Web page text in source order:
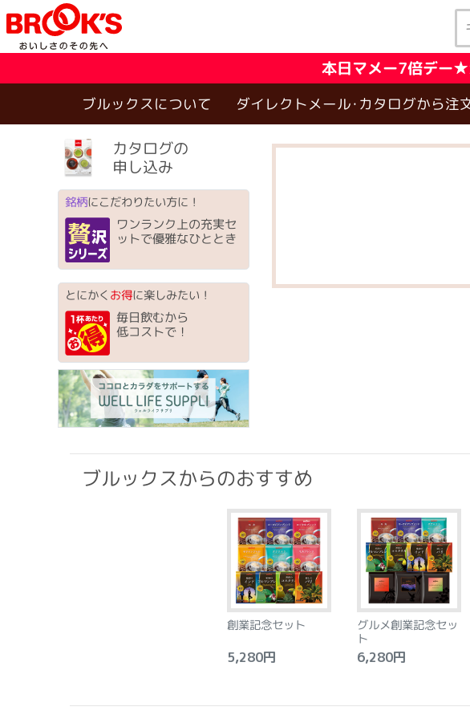
本日マメー7倍デー★
ブルックスについて ダイレクトメール･カタログから注
カタログの
申し込み
銘柄にこだわりたい方に！
ワンランク上の充実セ
ットで優雅なひととき
とにかく お得に楽しみたい！
毎日飲むから
低コストで！
ブルックスからのおすすめ
創業記念セット
5,280円
グルメ創業記念セッ
ト
6,280円